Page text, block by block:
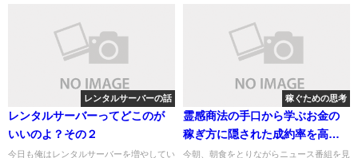
レンタルサーバーの話
レンタルサーバーってどこのが
いいのよ？その２
今日も俺はレンタルサーバーを増やしてい
稼ぐための思考
霊感商法の手口から学ぶお金の
稼ぎ方に隠された成約率を高め
る秘密
今朝、朝食をとりながらニュース番組を見